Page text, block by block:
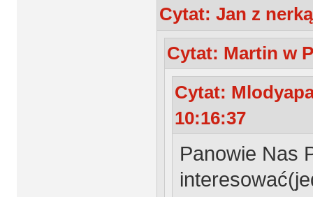
Cytat: Jan z
Cytat: Martin w
Cytat:
10:16:37
Panowie Nas